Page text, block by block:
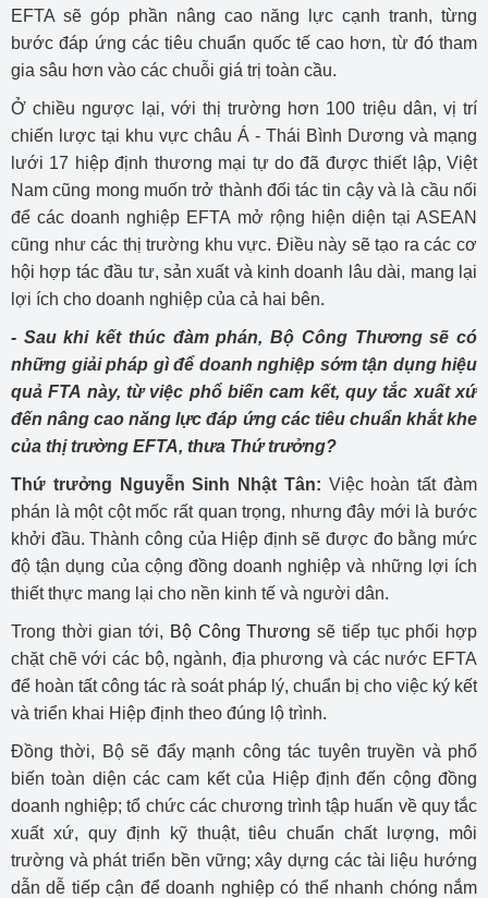
EFTA sẽ góp phần nâng cao năng lực cạnh tranh, từng
bước đáp ứng các tiêu chuẩn quốc tế cao hơn, từ đó tham
gia sâu hơn vào các chuỗi giá trị toàn cầu.
Ở chiều ngược lại, với thị trường hơn 100 triệu dân, vị trí
chiến lược tại khu vực châu Á - Thái Bình Dương và mạng
lưới 17 hiệp định thương mại tự do đã được thiết lập, Việt
Nam cũng mong muốn trở thành đối tác tin cậy và là cầu nối
để các doanh nghiệp EFTA mở rộng hiện diện tại ASEAN
cũng như các thị trường khu vực. Điều này sẽ tạo ra các cơ
hội hợp tác đầu tư, sản xuất và kinh doanh lâu dài, mang lại
lợi ích cho doanh nghiệp của cả hai bên.
- Sau khi kết thúc đàm phán, Bộ Công Thương sẽ có
những giải pháp gì để doanh nghiệp sớm tận dụng hiệu
quả FTA này, từ việc phổ biến cam kết, quy tắc xuất xứ
đến nâng cao năng lực đáp ứng các tiêu chuẩn khắt khe
của thị trường EFTA, thưa Thứ trưởng?
Thứ trưởng Nguyễn Sinh Nhật Tân: Việc hoàn tất đàm
phán là một cột mốc rất quan trọng, nhưng đây mới là bước
khởi đầu. Thành công của Hiệp định sẽ được đo bằng mức
độ tận dụng của cộng đồng doanh nghiệp và những lợi ích
thiết thực mang lại cho nền kinh tế và người dân.
Trong thời gian tới, Bộ Công Thương sẽ tiếp tục phối hợp
chặt chẽ với các bộ, ngành, địa phương và các nước EFTA
để hoàn tất công tác rà soát pháp lý, chuẩn bị cho việc ký kết
và triển khai Hiệp định theo đúng lộ trình.
Đồng thời, Bộ sẽ đẩy mạnh công tác tuyên truyền và phổ
biến toàn diện các cam kết của Hiệp định đến cộng đồng
doanh nghiệp; tổ chức các chương trình tập huấn về quy tắc
xuất xứ, quy định kỹ thuật, tiêu chuẩn chất lượng, môi
trường và phát triển bền vững; xây dựng các tài liệu hướng
dẫn dễ tiếp cận để doanh nghiệp có thể nhanh chóng nắm